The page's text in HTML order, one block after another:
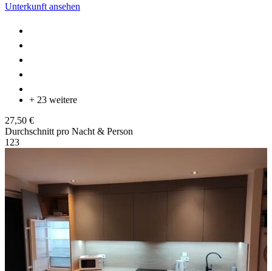
Unterkunft ansehen
+ 23 weitere
27,50 €
Durchschnitt pro Nacht & Person
1 23